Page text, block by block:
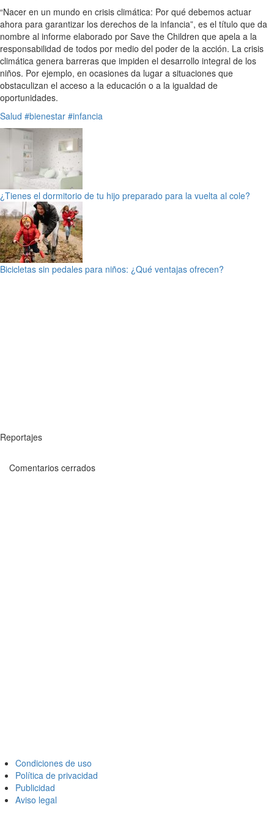
“Nacer en un mundo en crisis climática: Por qué debemos actuar
ahora para garantizar los derechos de la infancia”, es el título que da
nombre al informe elaborado por Save the Children que apela a la
responsabilidad de todos por medio del poder de la acción. La crisis
climática genera barreras que impiden el desarrollo integral de los
niños. Por ejemplo, en ocasiones da lugar a situaciones que
obstaculizan el acceso a la educación o a la igualdad de
oportunidades.
Salud #bienestar #infancia
¿Tienes el dormitorio de tu hijo preparado para la vuelta al cole?
Bicicletas sin pedales para niños: ¿Qué ventajas ofrecen?
Reportajes
Comentarios cerrados
Condiciones de uso
Política de privacidad
Publicidad
Aviso legal